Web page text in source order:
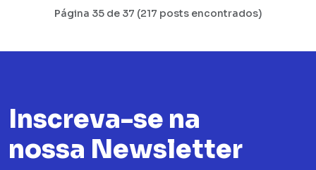
Página 35 de 37 (217 posts encontrados)
Inscreva-se na
nossa Newsletter